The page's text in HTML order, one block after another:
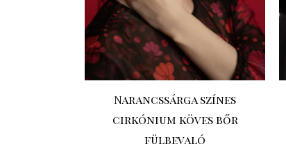
Narancssárga színes
cirkónium köves bőr
fülbevaló